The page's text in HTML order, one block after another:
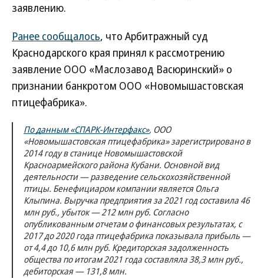
заявлению.
Ранее сообщалось, что Арбитражный суд
Краснодарского края принял к рассмотрению
заявление ООО «Маслозавод Васюринский» о
признании банкротом ООО «Новомышастовская
птицефабрика».
По данным «СПАРК-Интерфакс», ООО
«Новомышастовская птицефабрика» зарегистрировано в
2014 году в станице Новомышастовской
Красноармейского района Кубани. Основной вид
деятельности — разведение сельскохозяйственной
птицы. Бенефициаром компании является Ольга
Клыпина. Выручка предприятия за 2021 год составила 46
млн руб., убыток — 212 млн руб. Согласно
опубликованным отчетам о финансовых результатах, с
2017 до 2020 года птицефабрика показывала прибыль —
от 4,4 до 10,6 млн руб. Кредиторская задолженность
общества по итогам 2021 года составляла 38,3 млн руб.,
дебиторская — 131,8 млн.